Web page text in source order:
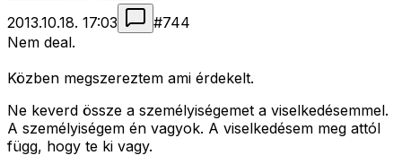
2013.10.18. 17:03 #744
Nem deal.
Közben megszereztem ami érdekelt.
Ne keverd össze a személyiségemet a viselkedésemmel.
A személyiségem én vagyok. A viselkedésem meg attól
függ, hogy te ki vagy.